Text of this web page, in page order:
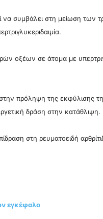
συμβάλει στη μείωση των
οξέων σε άτομα με
πρόληψη της εκφύλισης
δράση στην κατάθλιψη.
στη ρευματοειδή
εγκέφαλο